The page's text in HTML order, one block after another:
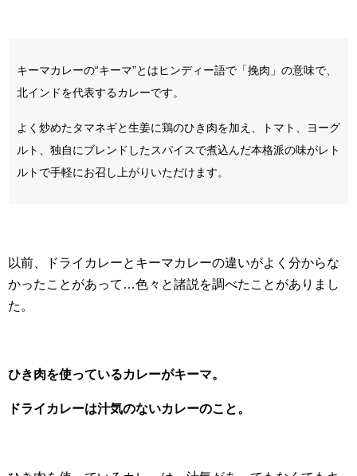
キーマカレーの“キーマ”とはヒンディー語で「挽肉」の意味で、
北インドを代表するカレーです。
よく炒めたタマネギと生姜に鶏のひき肉を加え、トマト、ヨーグ
ルト、独自にブレンドしたスパイスで煮込んだ本格派の味がレト
ルトで手軽にお召し上がりいただけます。
以前、ドライカレーとキーマカレーの違いがよく分からな
かったことがあって…色々と諸説を調べたことがありまし
た。
ひき肉を使っているカレーがキーマ。
ドライカレーは汁気のないカレーのこと。